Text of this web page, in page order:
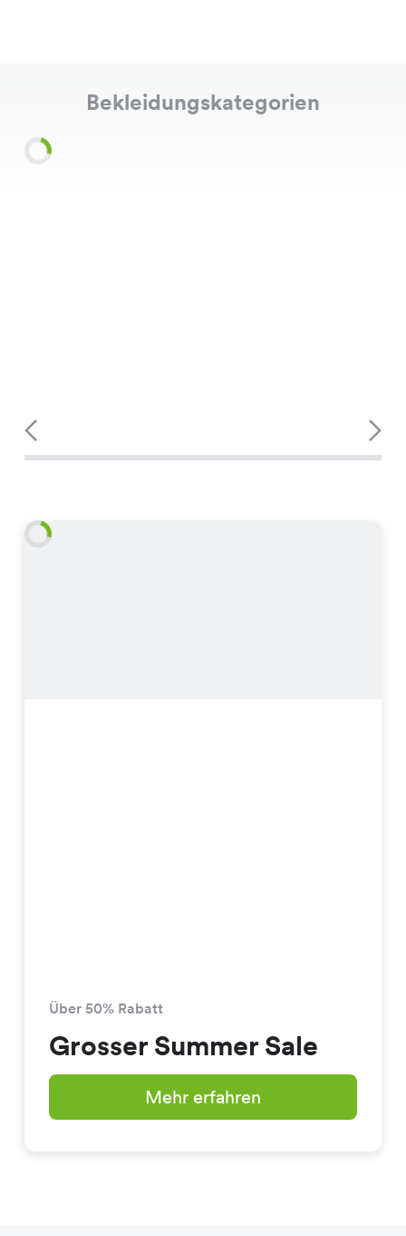
Bekleidungskategorien
Über 50% Rabatt
Grosser Summer Sale
Mehr erfahren